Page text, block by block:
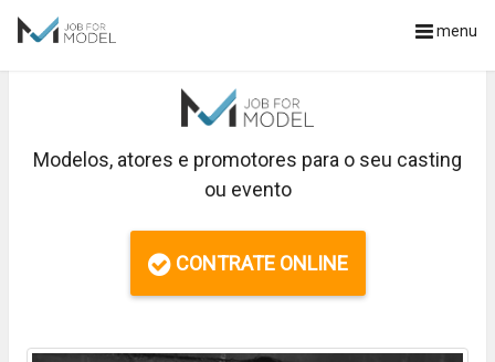
menu
Modelos, atores e promotores para o seu casting
ou evento
CONTRATE ONLINE